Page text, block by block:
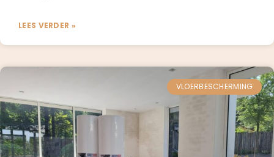
LEES VERDER »
VLOERBESCHERMING